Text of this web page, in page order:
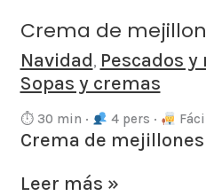
Crema de
Navidad, Pescados
Sopas y cremas
⏱ 30 min · 4 pers ·
Crema de mejillones
Leer más »